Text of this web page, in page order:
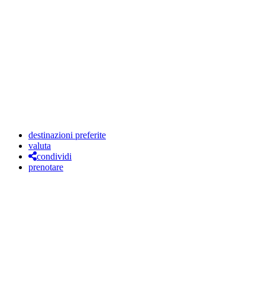
destinazioni preferite
valuta
condividi
prenotare